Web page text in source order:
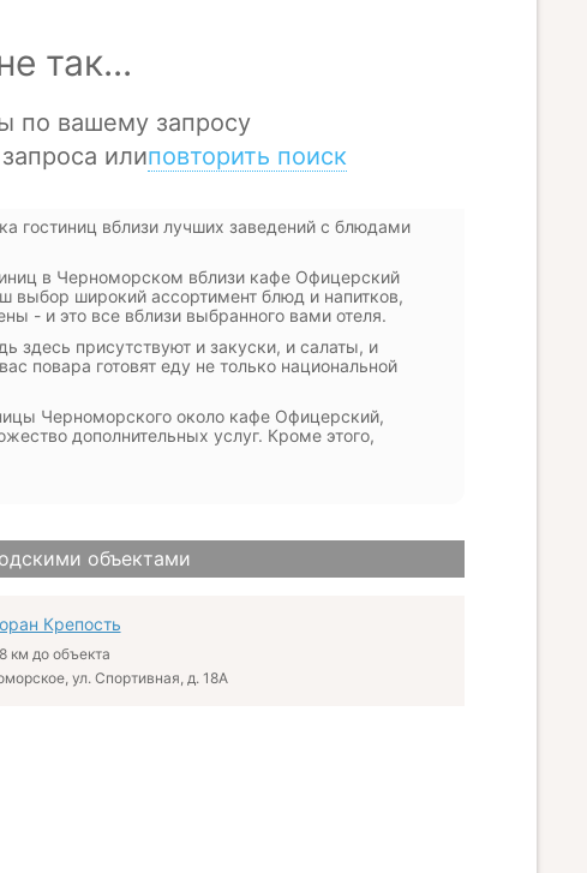
гостиниц вблизи лучших заведений с блюдами
в Черноморском вблизи кафе Офицерский
выбор широкий ассортимент блюд и напитков,
- и это все вблизи выбранного вами отеля.
присутствуют и закуски, и салаты, и
повара готовят еду не только национальной
Черноморского около кафе Офицерский,
дополнительных услуг. Кроме этого,
объектами
Крепость
км до объекта
ул. Спортивная, д. 18А